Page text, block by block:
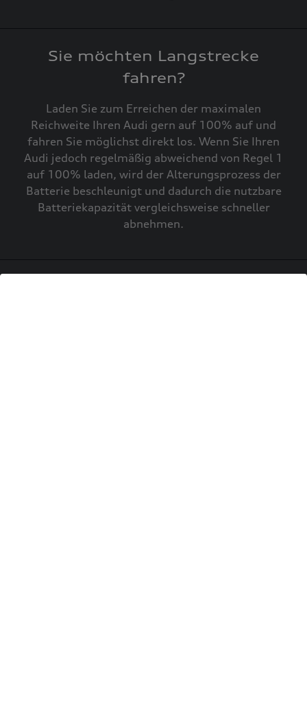
Sie möchten Langstrecke
fahren?
Laden Sie zum Erreichen der maximalen
Reichweite Ihren Audi gern auf 100% auf und
fahren Sie möglichst direkt los. Wenn Sie Ihren
Audi jedoch regelmäßig abweichend von Regel 1
auf 100% laden, wird der Alterungsprozess der
Batterie beschleunigt und dadurch die nutzbare
Batteriekapazität vergleichsweise schneller
abnehmen.